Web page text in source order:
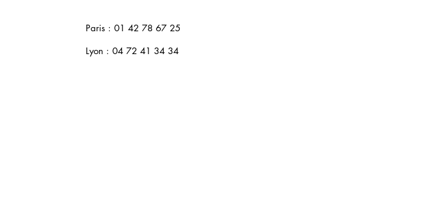
Paris : 01 42 78 67 25
Lyon : 04 72 41 34 34